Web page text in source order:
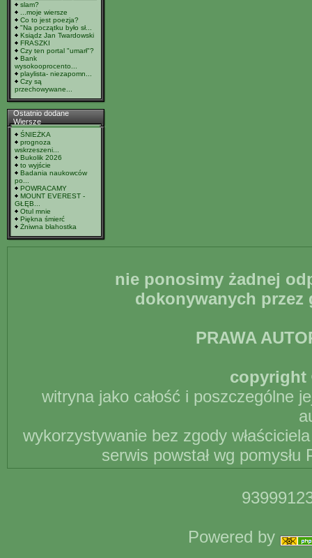
slam?
...moje wiersze
Co to jest poezja?
"Na początku było sł...
Ksiądz Jan Twardowski
FRASZKI
Czy ten portal "umarł"?
Bank
wysokooprocento...
playlista- niezapomn...
Czy są
przechowywane...
Ostatnio dodane
Wiersze
ŚNIEŻKA
prognoza
wskrzeszeni...
Bukolik 2026
to wyjście
Badania naukowców
po...
POWRACAMY
MOUNT EVEREST -
GŁĘB...
Otul mnie
Piękna śmierć
Żniwna błahostka
nie ponosimy żadnej
dokonywanych
PRAWA
copyright
witryna jako całość i poszczególne
wykorzystywanie bez zgody
serwis powstał wg
Powered by